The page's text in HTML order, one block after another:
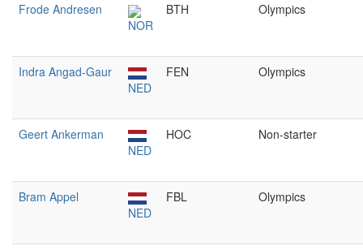
Frode Andresen
NOR
BTH Olympics
Indra Angad-Gaur
NED
FEN Olympics
Geert Ankerman
NED
HOC Non-starter
Bram Appel
NED
FBL Olympics